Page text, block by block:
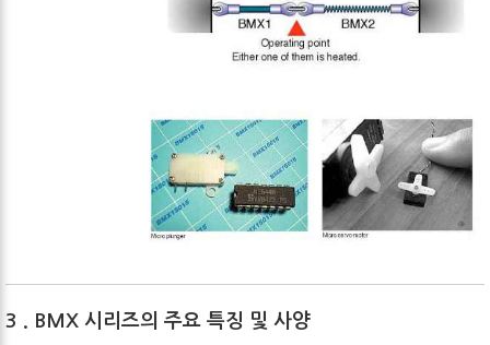
3 . BMX 시리즈의 주요 특징 및 사양